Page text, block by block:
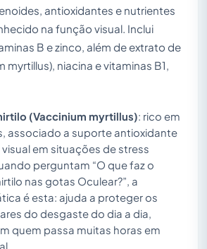
antioxidantes e nutrientes
na função visual. Inclui
B e zinco, além de extrato de
myrtillus), niacina e vitaminas B1,
(Vaccinium myrtillus): rico em
associado a suporte antioxidante
em situações de stress
perguntam “O que faz o
nas gotas Oculear?”, a
é esta: ajuda a proteger os
do desgaste do dia a dia,
quem passa muitas horas em